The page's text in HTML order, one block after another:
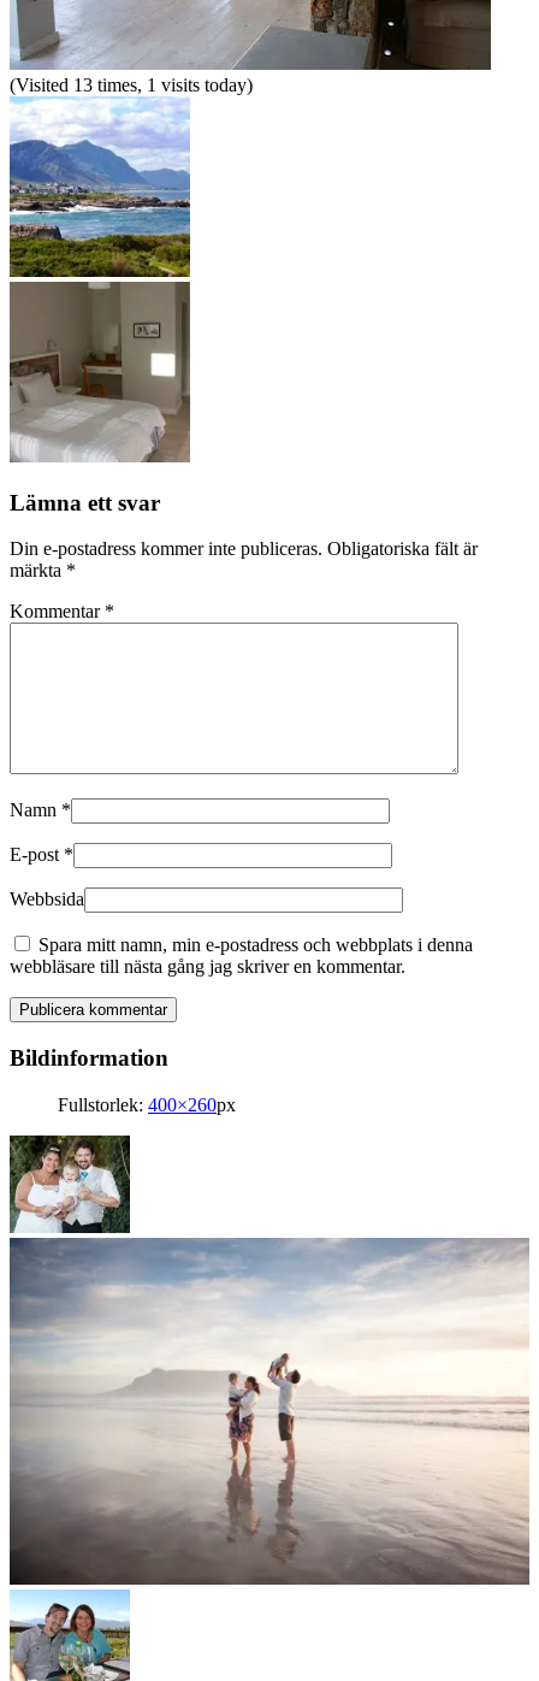
(Visited 13 times, 1 visits today)
Lämna ett svar
Din e-postadress kommer inte publiceras. Obligatoriska fält är
märkta *
Kommentar *
Namn *
E-post *
Webbsida
Spara mitt namn, min e-postadress och webbplats i denna
webbläsare till nästa gång jag skriver en kommentar.
Bildinformation
Fullstorlek: 400×260px